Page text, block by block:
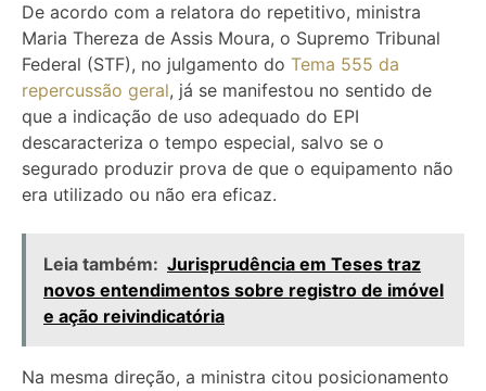
De acordo com a relatora do repetitivo, ministra
Maria Thereza de Assis Moura, o Supremo Tribunal
Federal (STF), no julgamento do Tema 555 da
repercussão geral, já se manifestou no sentido de
que a indicação de uso adequado do EPI
descaracteriza o tempo especial, salvo se o
segurado produzir prova de que o equipamento não
era utilizado ou não era eficaz.
Leia também: Jurisprudência em Teses traz
novos entendimentos sobre registro de imóvel
e ação reivindicatória
Na mesma direção, a ministra citou posicionamento